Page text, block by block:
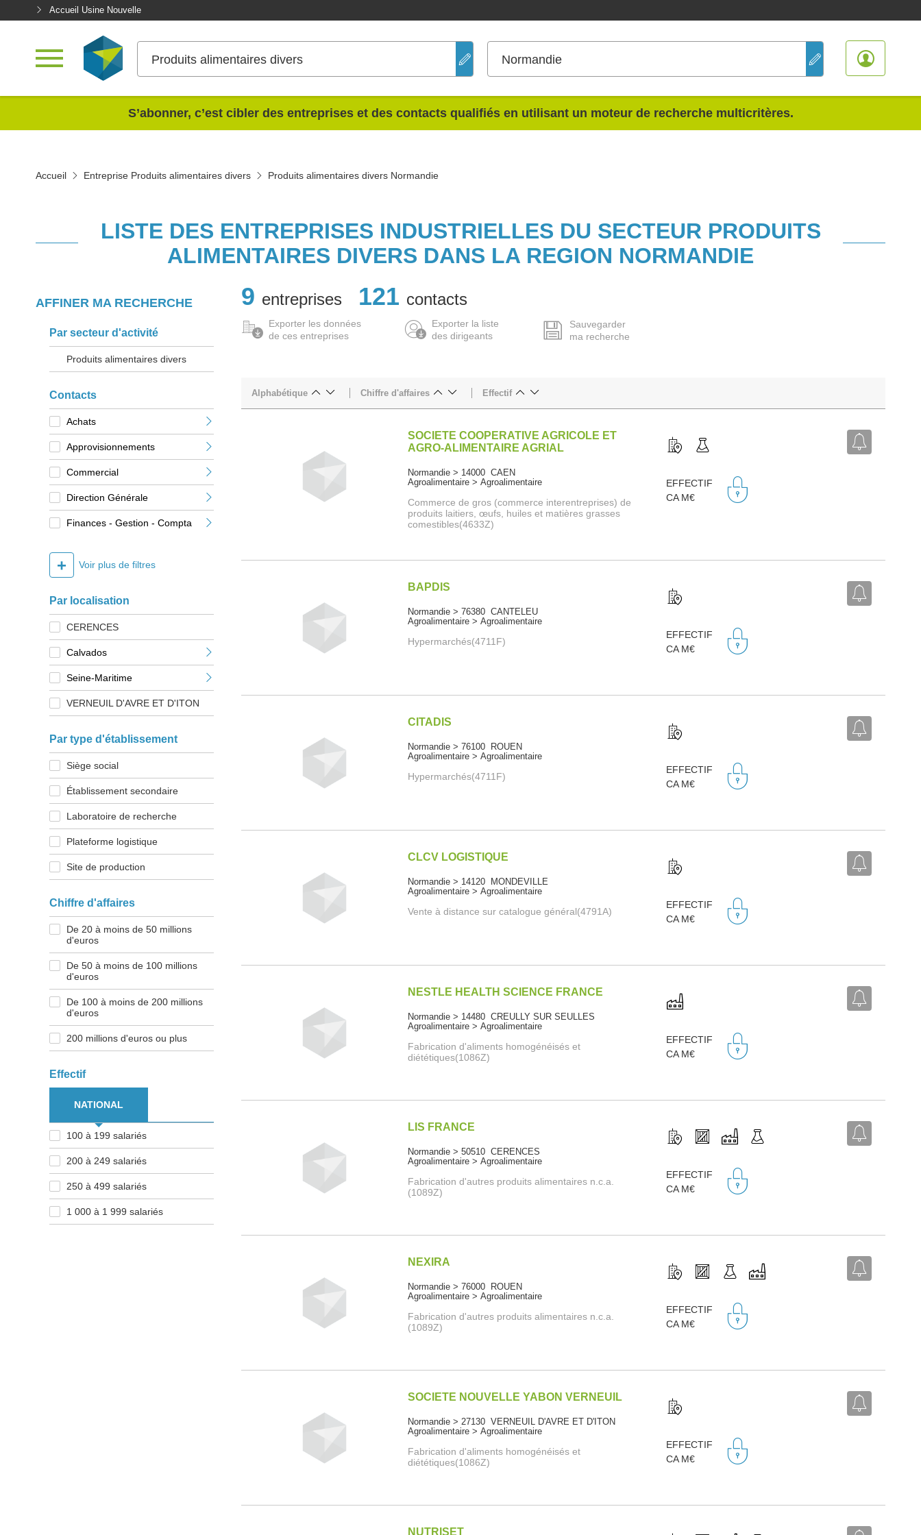
Accueil Usine Nouvelle
Produits alimentaires divers Normandie
S’abonner, c’est cibler des entreprises et des contacts qualifiés en utilisant un moteur de recherche multicritères.
Accueil Entreprise Produits alimentaires divers Produits alimentaires divers Normandie
LISTE DES ENTREPRISES INDUSTRIELLES DU SECTEUR PRODUITS
ALIMENTAIRES DIVERS DANS LA REGION NORMANDIE
AFFINER MA RECHERCHE
Par secteur d'activité
Produits alimentaires divers
Contacts
Achats
Approvisionnements
Commercial
Direction Générale
Finances - Gestion - Compta
+ Voir plus de filtres
Par localisation
CERENCES
Calvados
Seine-Maritime
VERNEUIL D'AVRE ET D'ITON
Par type d'établissement
Siège social
Établissement secondaire
Laboratoire de recherche
Plateforme logistique
Site de production
Chiffre d'affaires
De 20 à moins de 50 millions
d'euros
De 50 à moins de 100 millions
d'euros
De 100 à moins de 200 millions
d'euros
200 millions d'euros ou plus
Effectif
NATIONAL
100 à 199 salariés
200 à 249 salariés
250 à 499 salariés
1 000 à 1 999 salariés
9 entreprises 121 contacts
Exporter les données
de ces entreprises
Exporter la liste
des dirigeants
Sauvegarder
ma recherche
Alphabétique Chiffre d'affaires Effectif
SOCIETE COOPERATIVE AGRICOLE ET
AGRO-ALIMENTAIRE AGRIAL
Normandie > 14000 CAEN
Agroalimentaire > Agroalimentaire
Commerce de gros (commerce interentreprises) de
produits laitiers, œufs, huiles et matières grasses
comestibles(4633Z)
EFFECTIF
CA M€
BAPDIS
Normandie > 76380 CANTELEU
Agroalimentaire > Agroalimentaire
Hypermarchés(4711F)
EFFECTIF
CA M€
CITADIS
Normandie > 76100 ROUEN
Agroalimentaire > Agroalimentaire
Hypermarchés(4711F)
EFFECTIF
CA M€
CLCV LOGISTIQUE
Normandie > 14120 MONDEVILLE
Agroalimentaire > Agroalimentaire
Vente à distance sur catalogue général(4791A)
EFFECTIF
CA M€
NESTLE HEALTH SCIENCE FRANCE
Normandie > 14480 CREULLY SUR SEULLES
Agroalimentaire > Agroalimentaire
Fabrication d'aliments homogénéisés et
diététiques(1086Z)
EFFECTIF
CA M€
LIS FRANCE
Normandie > 50510 CERENCES
Agroalimentaire > Agroalimentaire
Fabrication d'autres produits alimentaires n.c.a.
(1089Z)
EFFECTIF
CA M€
NEXIRA
Normandie > 76000 ROUEN
Agroalimentaire > Agroalimentaire
Fabrication d'autres produits alimentaires n.c.a.
(1089Z)
EFFECTIF
CA M€
SOCIETE NOUVELLE YABON VERNEUIL
Normandie > 27130 VERNEUIL D'AVRE ET D'ITON
Agroalimentaire > Agroalimentaire
Fabrication d'aliments homogénéisés et
diététiques(1086Z)
EFFECTIF
CA M€
NUTRISET